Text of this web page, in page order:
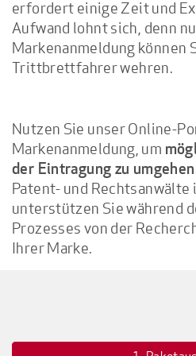
erfordert einige Zeit und
Aufwand lohnt sich, denn
Markenanmeldung können
Trittbrettfahrer wehren.
Nutzen Sie unser Online-
Markenanmeldung, um
der Eintragung zu umgehen
Patent- und
unterstützen Sie während
Prozesses von der
Ihrer Marke.